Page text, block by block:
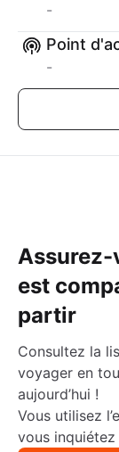
-
Point
-
Assurez-
est
partir
Consultez la
voyager en
aujourd’hui !
Vous utilisez
vous inquiétez